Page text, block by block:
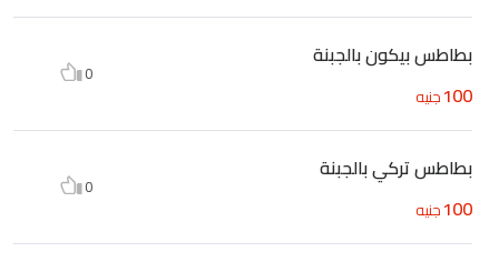
بطاطس بيكون بالجبنة
100جنيه
0
بطاطس تركي بالجبنة
100جنيه
0